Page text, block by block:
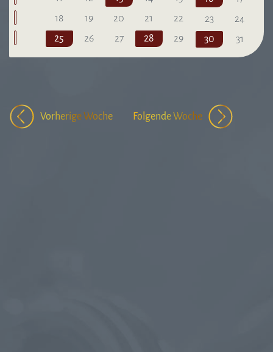
18
19 20 21 22 23
24
25
26 27 28 29 30 31
Vorherige Woche Folgende Woche